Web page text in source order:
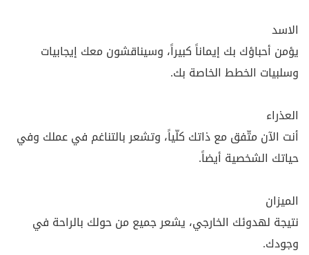
الاسد
يؤمن أحباؤك بك إيماناً كبيراً، وسيناقشون معك إيجابيات
وسلبيات الخطط الخاصة بك.
العذراء
أنت الآن متّفق مع ذاتك كلّياً، وتشعر بالتناغم في عملك وفي
حياتك الشخصية أيضاً.
الميزان
نتيجة لهدوئك الخارجي، يشعر جميع من حولك بالراحة في
وجودك.